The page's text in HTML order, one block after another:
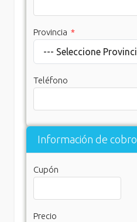
Provincia *
Teléfono
Información de cobro
Cupón
Precio